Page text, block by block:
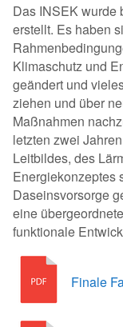
Das INSEK wurde
erstellt. Es haben
Klimaschutz und
geändert und
ziehen und über
Maßnahmen
letzten zwei
Leitbildes, des
Energiekonzeptes
Daseinsvorsorge
eine
funktionale
Finale